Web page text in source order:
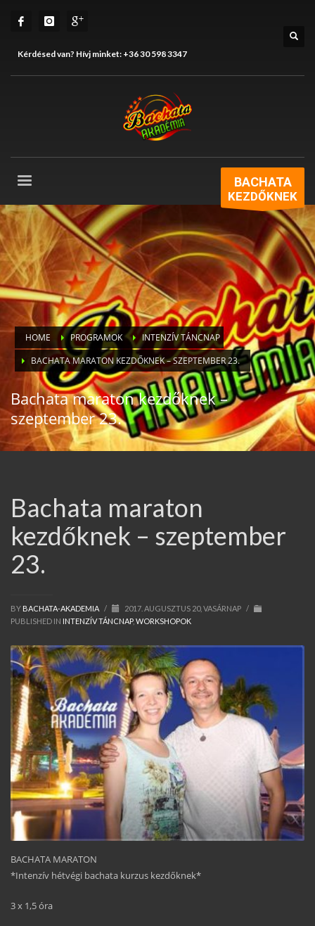
Kérdésed van? Hívj minket: +36 30 598 3347
BACHATA
KEZDŐKNEK
HOME PROGRAMOK
INTENZÍV TÁNCNAP
BACHATA MARATON KEZDŐKNEK – SZEPTEMBER 23.
Bachata maraton kezdőknek –
szeptember 23.
Bachata maraton
kezdőknek – szeptember
23.
BY BACHATA-AKADEMIA / 2017. AUGUSZTUS 20, VASÁRNAP
/
PUBLISHED IN INTENZÍV TÁNCNAP, WORKSHOPOK
BACHATA MARATON
*Intenzív hétvégi bachata kurzus kezdőknek*
3 x 1,5 óra